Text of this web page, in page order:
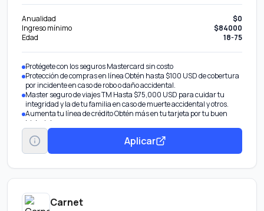
Anualidad
$0
Ingreso mínimo
$84000
Edad
18-75
Protégete con los seguros Mastercard sin costo
Protección de compras en línea Obtén hasta $100 USD de cobertura
por incidente en caso de robo o daño accidental.
Master seguro de viajes TM Hasta $75,000 USD para cuidar tu
integridad y la de tu familia en caso de muerte accidental y otros.
Aumenta tu línea de crédito Obtén más en tu tarjeta por tu buen
historial.
Transfiere tu deuda De otros bancos con tasa de interés
preferencial.
Obtén pagos fijos Parcializa tus compras o saldo con una tasa
Disponible Banamex Convierte parte de tu línea de crédito en efectivo
con tasa preferencial. Beneficio por invitación.
Aplicar
Carnet